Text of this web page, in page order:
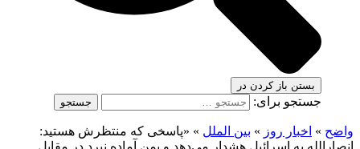
بستن باز کردن در
جستجو برای:
واضح » اخبار روز » بین الملل » «پاسخی که منتظرش هستید:
انصارالله به اسرائیل هشدار می‌دهد و یمن آماده نبرد در مقابل